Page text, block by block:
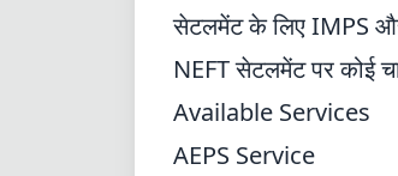
सेटलमेंट के लिए IMPS
NEFT सेटलमेंट पर कोई
Available Services
AEPS Service